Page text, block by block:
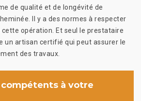
de qualité et de longévité de
Il y a des normes à respecter
opération. Et seul le prestataire
un artisan certifié qui peut assurer le
des travaux.
à votre